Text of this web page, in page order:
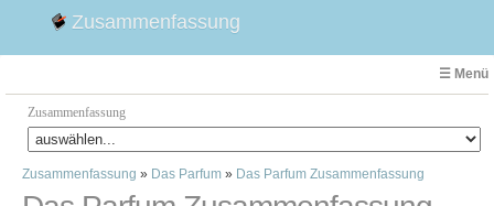
Zusammenfassung
☰ Menü
Zusammenfassung
Faust
Zusammenfassung » Das Parfum » Das Parfum Zusammenfassung